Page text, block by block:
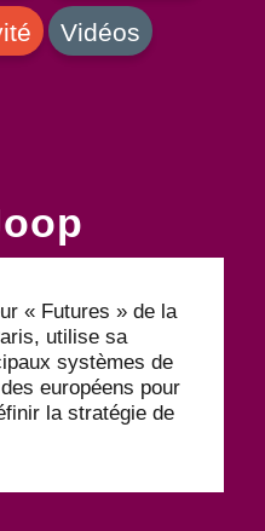
Vidéos
« Futures » de la
utilise sa
systèmes de
européens pour
la stratégie de